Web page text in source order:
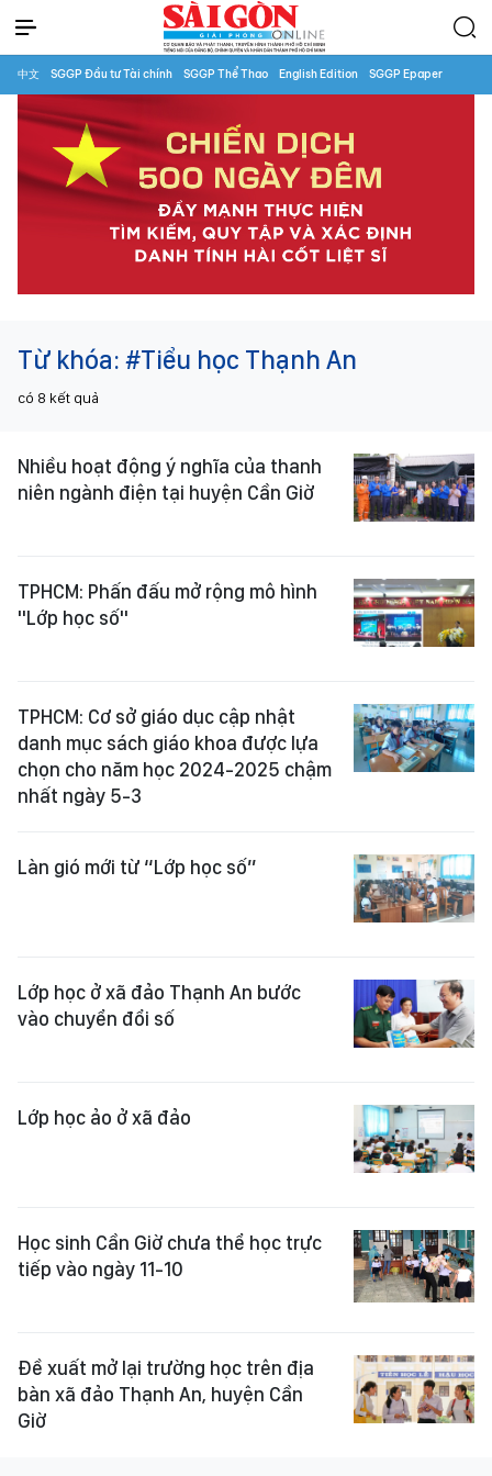
中文 SGGP Đầu tư Tài chính SGGP Thể Thao English Edition SGGP Epaper
Từ khóa: #Tiểu học Thạnh An
có 8 kết quả
Nhiều hoạt động ý nghĩa của thanh
niên ngành điện tại huyện Cần Giờ
TPHCM: Phấn đấu mở rộng mô hình
"Lớp học số"
TPHCM: Cơ sở giáo dục cập nhật
danh mục sách giáo khoa được lựa
chọn cho năm học 2024-2025 chậm
nhất ngày 5-3
Làn gió mới từ “Lớp học số”
Lớp học ở xã đảo Thạnh An bước
vào chuyển đổi số
Lớp học ảo ở xã đảo
Học sinh Cần Giờ chưa thể học trực
tiếp vào ngày 11-10
Đề xuất mở lại trường học trên địa
bàn xã đảo Thạnh An, huyện Cần
Giờ